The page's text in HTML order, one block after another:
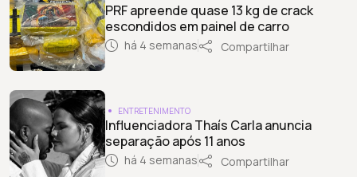
PRF apreende quase 13 kg de crack
escondidos em painel de carro
há 4 semanas Compartilhar
ENTRETENIMENTO
Influenciadora Thaís Carla anuncia
separação após 11 anos
há 4 semanas Compartilhar